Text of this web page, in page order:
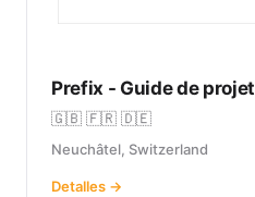
Prefix - Guide de projet
🇬🇧 🇫🇷 🇩🇪
Neuchâtel, Switzerland
Detalles →